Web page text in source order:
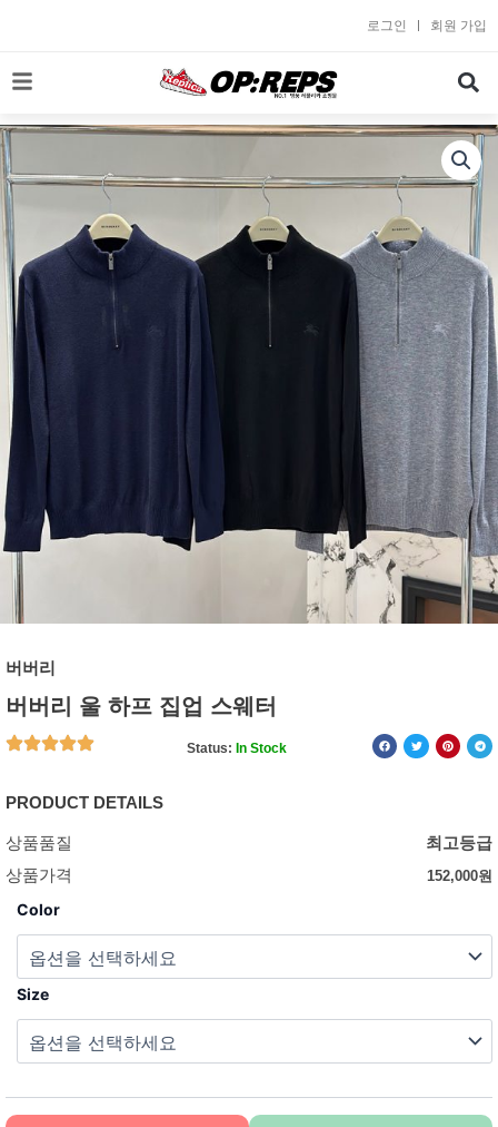
로
너
뛰
기
로그인 회원 가입
버버리
버버리 울 하프 집업 스웨터
Status: In Stock
PRODUCT DETAILS
상품품질
최고등급
상품가격
152,000원
Color
Size